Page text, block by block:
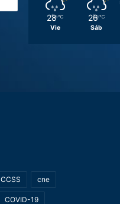
28 ℃
Vie
26 ℃
Sáb
CCSS cne
COVID-19